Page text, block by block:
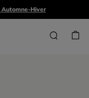
Automne-Hiver